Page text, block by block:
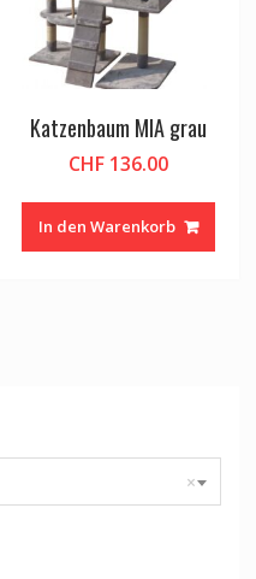
Katzenbaum MIA grau
CHF136.00
In den Warenkorb
×